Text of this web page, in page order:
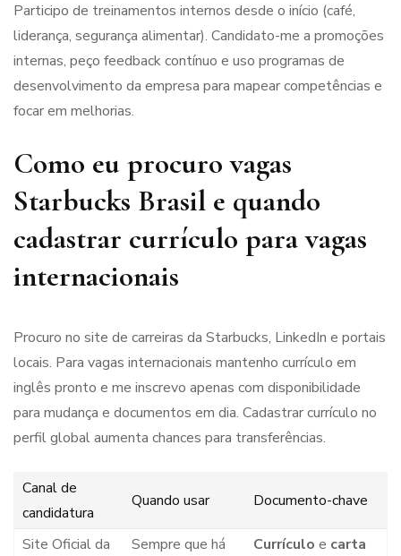
Participo de treinamentos internos desde o início (café,
liderança, segurança alimentar). Candidato-me a promoções
internas, peço feedback contínuo e uso programas de
desenvolvimento da empresa para mapear competências e
focar em melhorias.
Como eu procuro vagas
Starbucks Brasil e quando
cadastrar currículo para vagas
internacionais
Procuro no site de carreiras da Starbucks, LinkedIn e portais
locais. Para vagas internacionais mantenho currículo em
inglês pronto e me inscrevo apenas com disponibilidade
para mudança e documentos em dia. Cadastrar currículo no
perfil global aumenta chances para transferências.
Canal de
candidatura
Quando usar Documento-chave
Site Oficial da
Sempre que há
Currículo e carta